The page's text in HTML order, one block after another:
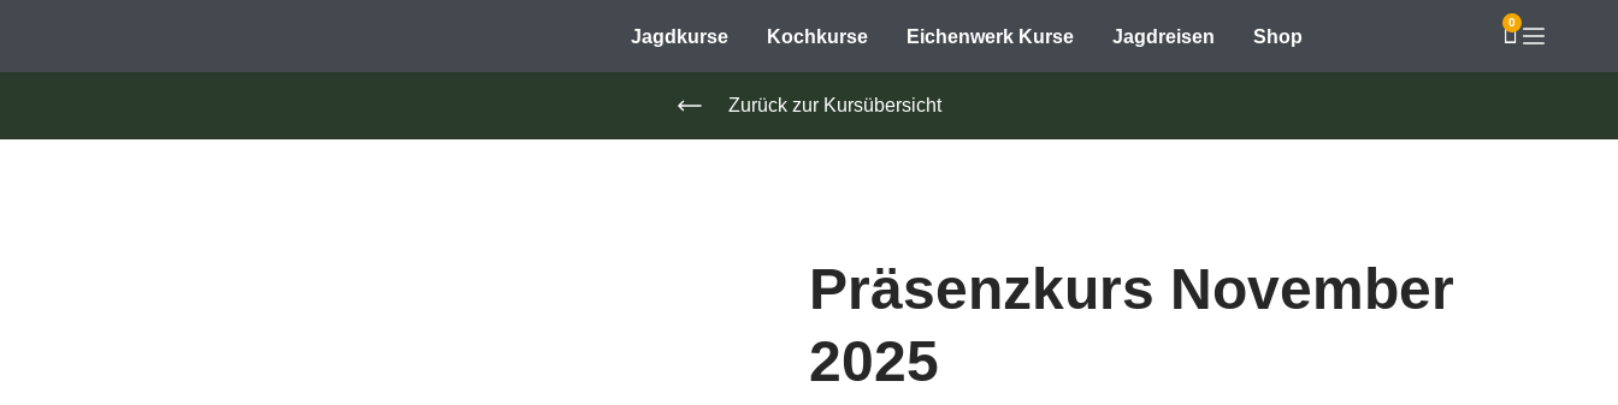
Jagdkurse Kochkurse Eichenwerk Kurse Jagdreisen Shop
0
Zurück zur Kursübersicht
Präsenzkurs November
2025